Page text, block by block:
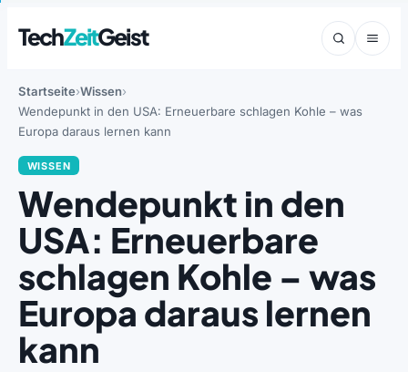
TechZeitGeist
Startseite Wissen
Wendepunkt in den USA: Erneuerbare schlagen Kohle – was
Europa daraus lernen kann
WISSEN
Wendepunkt in den
USA: Erneuerbare
schlagen Kohle – was
Europa daraus lernen
kann